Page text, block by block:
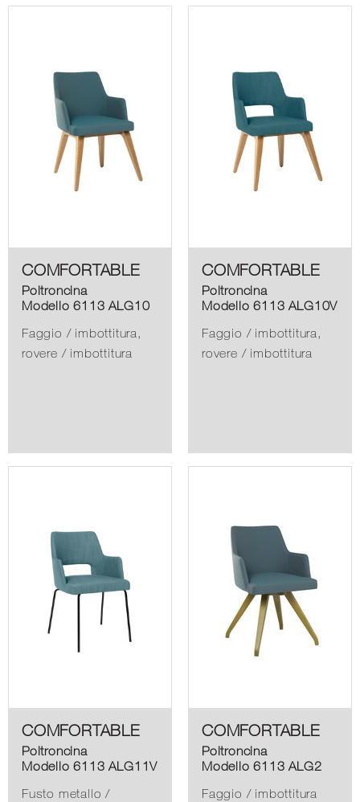
COMFORTABLE
Poltroncina
Modello 6113 ALG10
Faggio / imbottitura,
rovere / imbottitura
COMFORTABLE
Poltroncina
Modello 6113 ALG10V
Faggio / imbottitura,
rovere / imbottitura
COMFORTABLE
Poltroncina
Modello 6113 ALG11V
Fusto metallo /
COMFORTABLE
Poltroncina
Modello 6113 ALG2
Faggio / imbottitura